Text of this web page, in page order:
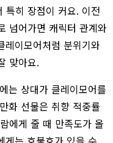
특히 장점이 커요. 이전
넘어가면 캐릭터 관계와
레이모어처럼 분위기와
맞아요.
는 상대가 클레이모어를
화 선물은 취향 적중률
에게 줄 때 만족도가 올